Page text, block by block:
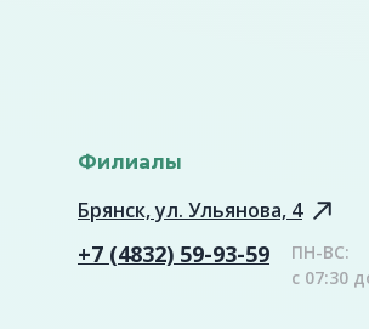
ПН-ВС:
с 07:30
+7 (4832) 59-93-59
Брянск, ул. Ульянова, 4
Филиалы